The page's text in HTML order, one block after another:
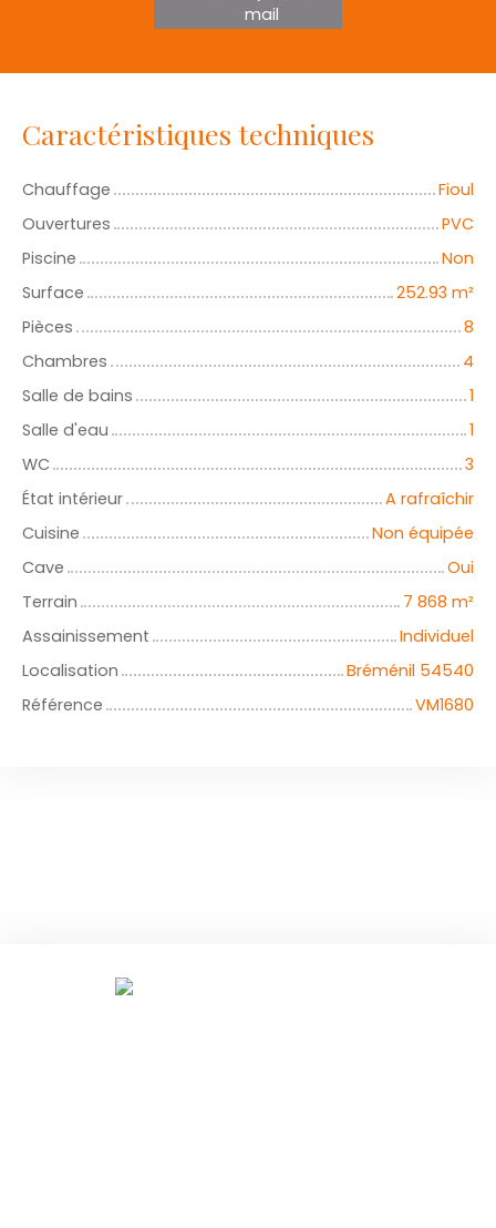
mail
Caractéristiques techniques
Chauffage
Fioul
Ouvertures
PVC
Piscine
Non
Surface
252.93 m²
Pièces
8
Chambres
4
Salle de bains
1
Salle d'eau
1
WC
3
État intérieur
A rafraîchir
Cuisine
Non équipée
Cave
Oui
Terrain
7 868 m²
Assainissement
Individuel
Localisation
Bréménil 54540
Référence
VM1680